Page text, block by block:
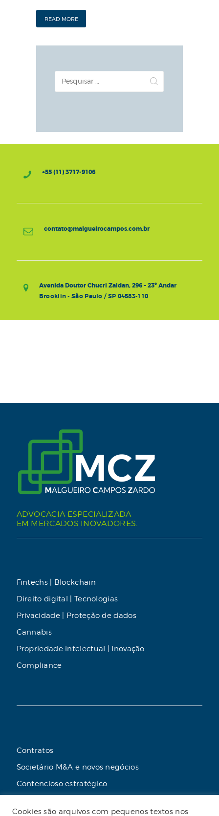
READ MORE
por:
+55 (11) 3717-9106
contato@malgueirocampos.com.br
Avenida Doutor Chucri Zaidan, 296 – 23º Andar
Brooklin - São Paulo / SP 04583-110
ADVOCACIA ESPECIALIZADA
EM MERCADOS INOVADORES.
Fintechs | Blockchain
Direito digital | Tecnologias
Privacidade | Proteção de dados
Cannabis
Propriedade intelectual | Inovação
Compliance
Contratos
Societário M&A e novos negócios
Contencioso estratégico
Cookies são arquivos com pequenos textos nos